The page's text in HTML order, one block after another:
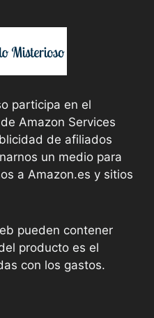
participa en el
Amazon Services
de afiliados
un medio para
a Amazon.es y sitios
pueden contener
producto es el
con los gastos.